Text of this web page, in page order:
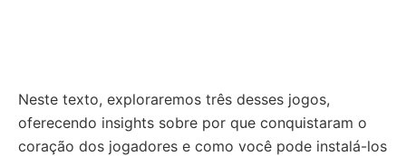
Neste texto, exploraremos três desses jogos,
oferecendo insights sobre por que conquistaram o
coração dos jogadores e como você pode instalá-los